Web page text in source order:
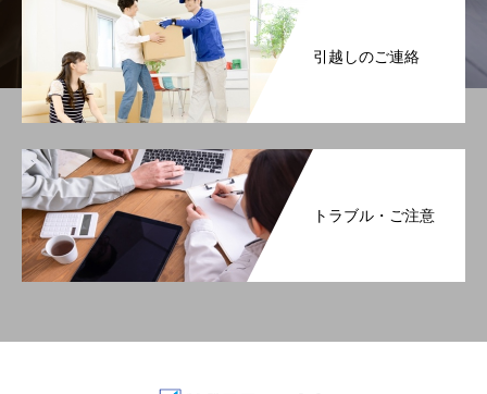
引越しのご連絡
トラブル・ご注意